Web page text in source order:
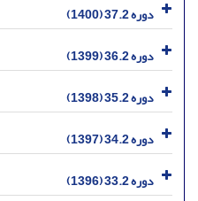
دوره 37.2 (1400)
دوره 36.2 (1399)
دوره 35.2 (1398)
دوره 34.2 (1397)
دوره 33.2 (1396)